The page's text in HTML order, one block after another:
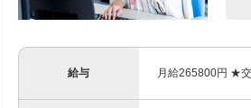
給与 月給265800円 ★